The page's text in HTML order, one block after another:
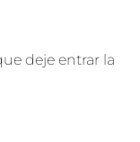
deje entrar la